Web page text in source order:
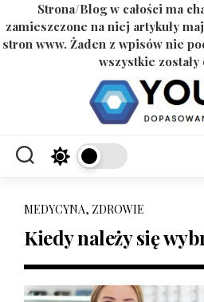
Strona/Blog w całości ma
zamieszczone na niej artykuły
stron www. Żaden z wpisów nie
wszystkie zostały
MEDYCYNA, ZDROWIE
Kiedy należy się